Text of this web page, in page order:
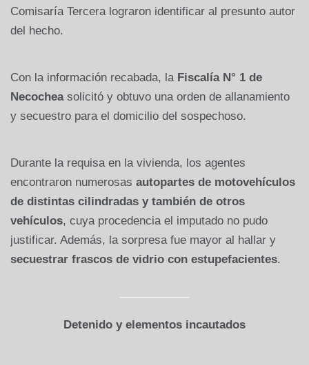
Comisaría Tercera lograron identificar al presunto autor
del hecho.
Con la información recabada, la Fiscalía N° 1 de
Necocheasolicitó y obtuvo una orden de allanamiento
y secuestro para el domicilio del sospechoso.
Durante la requisa en la vivienda, los agentes
encontraron numerosas autopartes de motovehículos
de distintas cilindradas y también de otros
vehículos, cuya procedencia el imputado no pudo
justificar. Además, la sorpresa fue mayor al hallar y
secuestrar frascos de vidrio con estupefacientes.
Detenido y elementos incautados